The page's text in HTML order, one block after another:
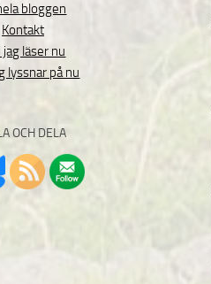
bloggen
Kontakt
jag läser nu
lyssnar på nu
OCH DELA